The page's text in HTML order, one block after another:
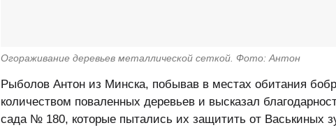
Огораживание деревьев металлической сеткой. Фото: Антон
Рыболов Антон из Минска, побывав в местах обитания
количеством поваленных деревьев и высказал
сада № 180, которые пытались их защитить от Васькиных